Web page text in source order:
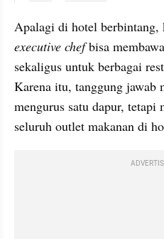
executive chef bisa
sekaligus untuk berbagai
Karena itu, tanggung jawab
mengurus satu dapur, tetapi
seluruh outlet makanan di